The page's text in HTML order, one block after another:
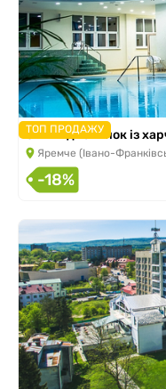
ТОП ПРОДАЖУ
SPA-відпочинок із
Яремче (Івано-
-18%